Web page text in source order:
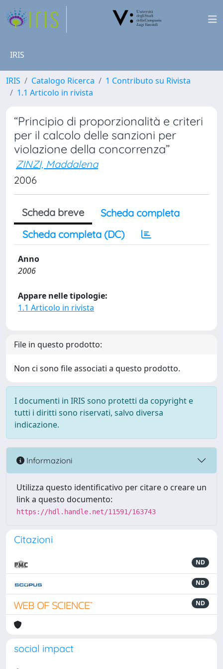
IRIS
IRIS Catalogo Ricerca
1 Contributo su Rivista
1.1 Articolo in rivista
“Principio di proporzionalità e criteri
per il calcolo delle sanzioni per
violazione della concorrenza”
ZINZI, Maddalena
2006
Scheda breve
Scheda completa
Scheda completa (DC)
Anno
2006
Appare nelle tipologie:
1.1 Articolo in rivista
File in questo prodotto:
Non ci sono file associati a questo prodotto.
I documenti in IRIS sono protetti da copyright e
tutti i diritti sono riservati, salvo diversa
indicazione.
Informazioni
Utilizza questo identificativo per citare o creare un
link a questo documento:
https://hdl.handle.net/11591/163743
Citazioni
ND
ND
ND
social impact